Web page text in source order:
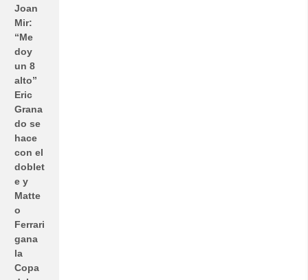
Joan
Mir:
“Me
doy
un 8
alto”
Eric
Grana
do se
hace
con el
doblet
e y
Matte
o
Ferrari
gana
la
Copa